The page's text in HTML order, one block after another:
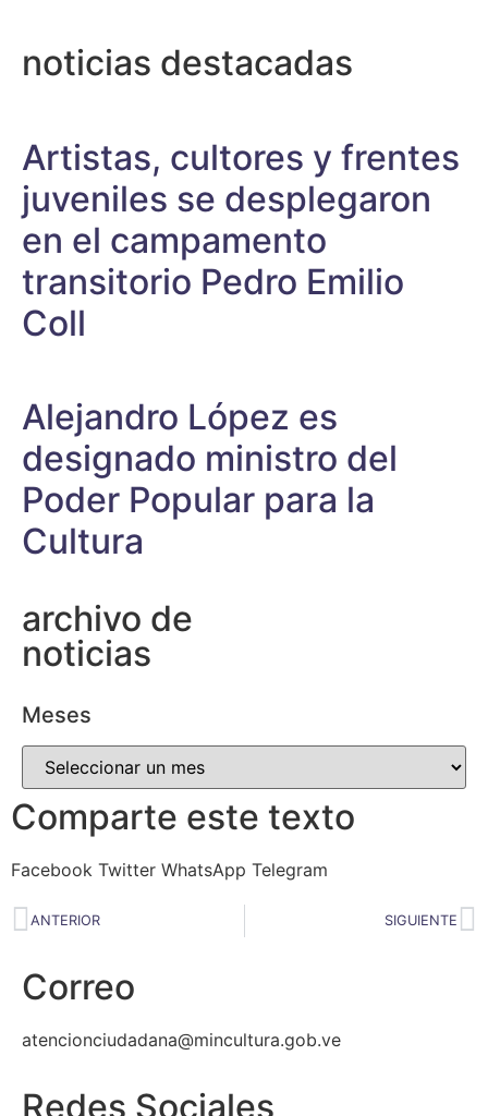
noticias destacadas
Artistas, cultores y frentes
juveniles se desplegaron
en el campamento
transitorio Pedro Emilio
Coll
Alejandro López es
designado ministro del
Poder Popular para la
Cultura
archivo de
noticias
Meses
Comparte este texto
Facebook Twitter WhatsApp Telegram
ANTERIOR SIGUIENTE
Correo
atencionciudadana@mincultura.gob.ve
Redes Sociales